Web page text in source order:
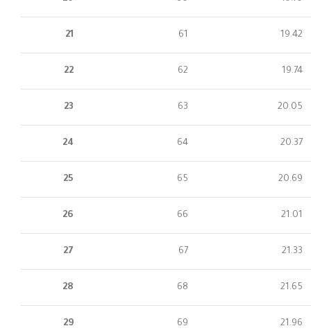
19.42
61
21
19.74
62
22
20.05
63
23
20.37
64
24
20.69
65
25
21.01
66
26
21.33
67
27
21.65
68
28
21.96
69
29